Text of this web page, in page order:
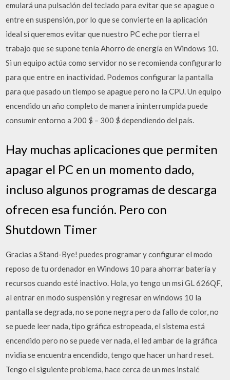
emulará una pulsación del teclado para evitar que se apague o
entre en suspensión, por lo que se convierte en la aplicación
ideal si queremos evitar que nuestro PC eche por tierra el
trabajo que se supone tenía Ahorro de energía en Windows 10.
Si un equipo actúa como servidor no se recomienda configurarlo
para que entre en inactividad. Podemos configurar la pantalla
para que pasado un tiempo se apague pero no la CPU. Un equipo
encendido un año completo de manera ininterrumpida puede
consumir entorno a 200 $ – 300 $ dependiendo del país.
Hay muchas aplicaciones que permiten
apagar el PC en un momento dado,
incluso algunos programas de descarga
ofrecen esa función. Pero con
Shutdown Timer
Gracias a Stand-Bye! puedes programar y configurar el modo
reposo de tu ordenador en Windows 10 para ahorrar batería y
recursos cuando esté inactivo. Hola, yo tengo un msi GL 626QF,
al entrar en modo suspensión y regresar en windows 10 la
pantalla se degrada, no se pone negra pero da fallo de color, no
se puede leer nada, tipo gráfica estropeada, el sistema está
encendido pero no se puede ver nada, el led ambar de la gráfica
nvidia se encuentra encendido, tengo que hacer un hard reset.
Tengo el siguiente problema, hace cerca de un mes instalé